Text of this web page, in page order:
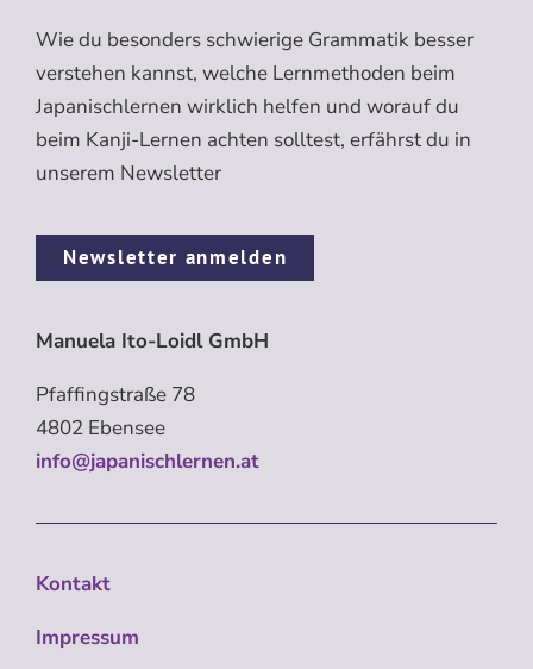
Wie du besonders schwierige Grammatik besser
verstehen kannst, welche Lernmethoden beim
Japanischlernen wirklich helfen und worauf du
beim Kanji-Lernen achten solltest, erfährst du in
unserem Newsletter
Newsletter anmelden
Manuela Ito-Loidl GmbH
Pfaffingstraße 78
4802 Ebensee
info@japanischlernen.at
Kontakt
Impressum